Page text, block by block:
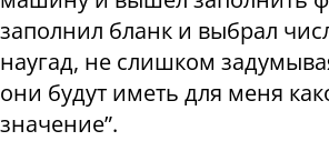
заполнил бланк и выбрал
наугад, не слишком
они будут иметь для меня
значение”.